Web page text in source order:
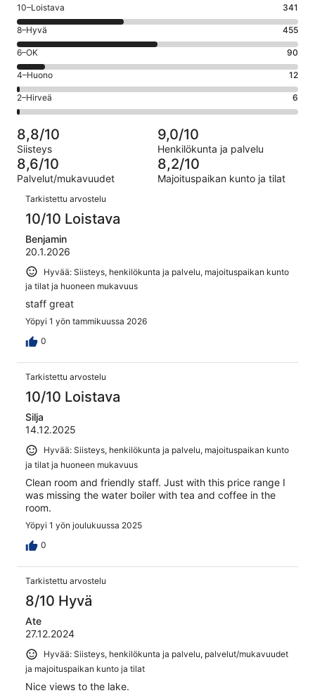
Arvosana
10
-
Loistava.
341
kautta
904
arvostelua
10–Loistava 341
Arvosana
8
-
Hyvä.
455
kautta
904
arvostelua
8–Hyvä 455
Arvosana
6
-
OK.
90
904
arvostelua
6–OK 90
Arvosana
4
-
Huono.
12
kautta
904
arvostelua
4–Huono 12
Arvosana
2
-
Hirveä.
6
kautta
904
arvostelua
2–Hirveä 6
8,8/10
Siisteys
9,0/10
Henkilökunta ja palvelu
8,6/10
Palvelut/mukavuudet
8,2/10
Majoituspaikan kunto ja tilat
Arvostelut
Tarkistettu arvostelu
10/10 Loistava
Benjamin
20.1.2026
Hyvää: Siisteys, henkilökunta ja palvelu, majoituspaikan kunto
ja tilat ja huoneen mukavuus
staff great
Yöpyi 1 yön tammikuussa 2026
0
Tarkistettu arvostelu
10/10 Loistava
Silja
14.12.2025
Hyvää: Siisteys, henkilökunta ja palvelu, majoituspaikan kunto
ja tilat ja huoneen mukavuus
Clean room and friendly staff. Just with this price range I
was missing the water boiler with tea and coffee in the
room.
Yöpyi 1 yön joulukuussa 2025
0
Tarkistettu arvostelu
8/10 Hyvä
Ate
27.12.2024
Hyvää: Siisteys, henkilökunta ja palvelu, palvelut/mukavuudet
ja majoituspaikan kunto ja tilat
Nice views to the lake.